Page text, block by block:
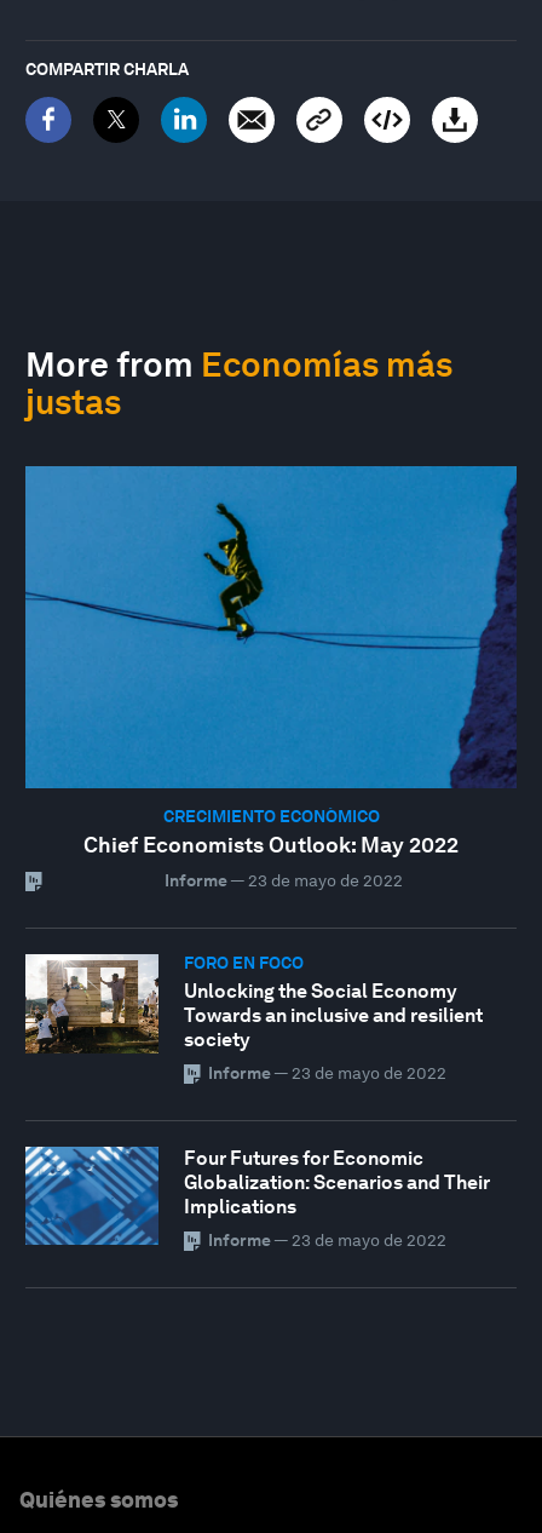
COMPARTIR CHARLA
More from Economías más
justas
CRECIMIENTO ECONÓMICO
Chief Economists Outlook: May 2022
Informe— 23 de mayo de 2022
FORO EN FOCO
Unlocking the Social Economy
Towards an inclusive and resilient
society
Informe— 23 de mayo de 2022
Four Futures for Economic
Globalization: Scenarios and Their
Implications
Informe— 23 de mayo de 2022
Quiénes somos